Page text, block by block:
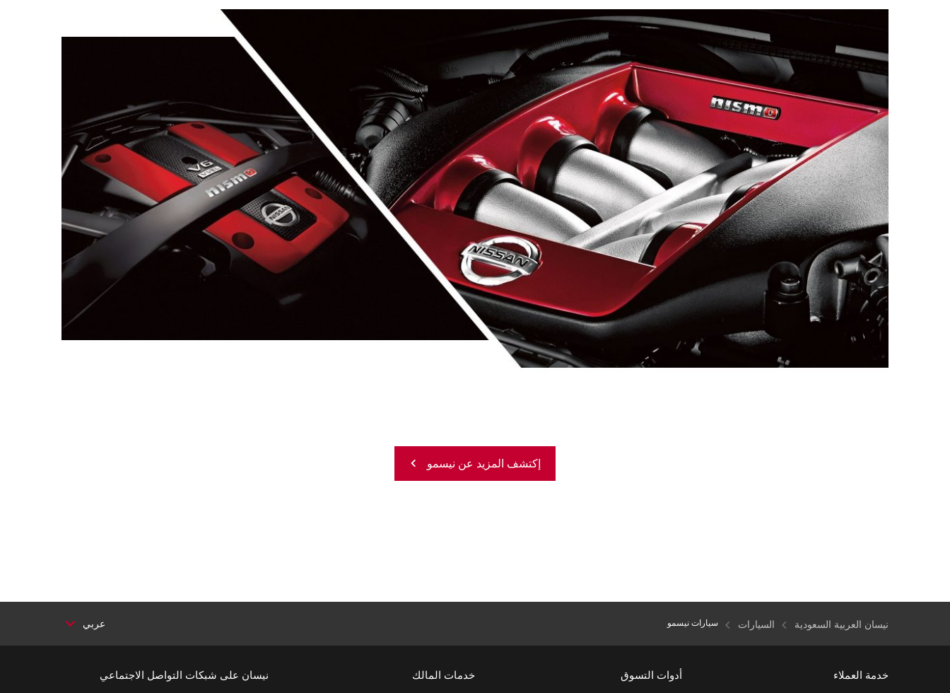
إكتشف المزيد عن نيسمو
نيسان العربية السعودية السيارات سيارات نيسمو عربي
خدمة العملاء أدوات التسوق خدمات المالك نيسان على شبكات التواصل الاجتماعي